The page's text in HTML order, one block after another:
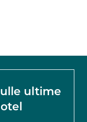
ultime